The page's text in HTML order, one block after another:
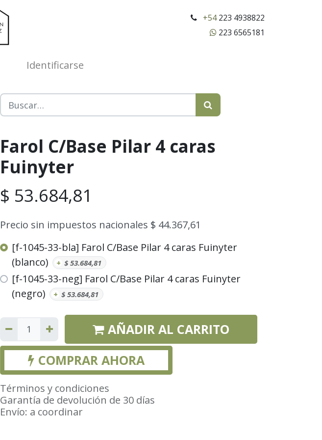
+54223 4938822
223 6565181
Identificarse
Farol C/Base Pilar 4 caras
Fuinyter
$ 53.684,81
Precio sin impuestos nacionales $ 44.367,61
[f-1045-33-bla] Farol C/Base Pilar 4 caras Fuinyter
(blanco)
+ $ 53.684,81
[f-1045-33-neg] Farol C/Base Pilar 4 caras Fuinyter
(negro)
+ $ 53.684,81
AÑADIR AL CARRITO
COMPRAR AHORA
Términos y condiciones
Garantía de devolución de 30 días
Envío: a coordinar